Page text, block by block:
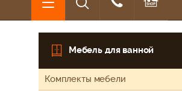
Мебель для ванной
Комплекты мебели